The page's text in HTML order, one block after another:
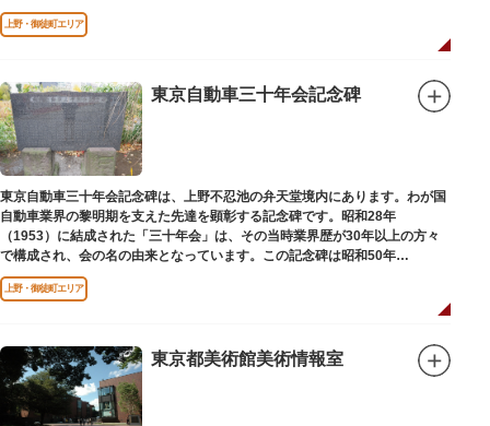
改修が施されました。
上野・御徒町エリア
東京自動車三十年会記念碑
東京自動車三十年会記念碑は、上野不忍池の弁天堂境内にあります。わが国
自動車業界の黎明期を支えた先達を顕彰する記念碑です。昭和28年
（1953）に結成された「三十年会」は、その当時業界歴が30年以上の方々
で構成され、会の名の由来となっています。この記念碑は昭和50年
（1975）に同会が建立しました。
上野・御徒町エリア
東京都美術館美術情報室